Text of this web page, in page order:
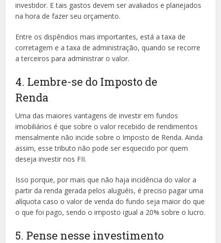
investidor. E tais gastos devem ser avaliados e planejados
na hora de fazer seu orçamento.
Entre os dispêndios mais importantes, está a taxa de
corretagem e a taxa de administração, quando se recorre
a terceiros para administrar o valor.
4. Lembre-se do Imposto de
Renda
Uma das maiores vantagens de investir em fundos
imobiliários é que sobre o valor recebido de rendimentos
mensalmente não incide sobre o Imposto de Renda. Ainda
assim, esse tributo não pode ser esquecido por quem
deseja investir nos FII.
Isso porque, por mais que não haja incidência do valor a
partir da renda gerada pelos aluguéis, é preciso pagar uma
alíquota caso o valor de venda do fundo seja maior do que
o que foi pago, sendo o imposto igual a 20% sobre o lucro.
5. Pense nesse investimento